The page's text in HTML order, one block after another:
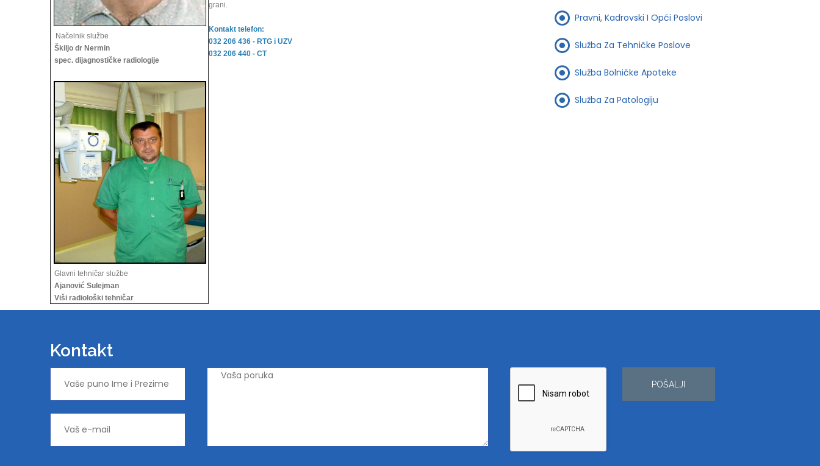
Načelnik službe
Škiljo dr Nermin
spec. dijagnostičke radiologije
Glavni tehničar službe
Ajanović Sulejman
Viši radiološki tehničar
grani.
Kontakt telefon:
032 206 436 - RTG i UZV
032 206 440 - CT
Pravni, Kadrovski I Opći Poslovi
Služba Za Tehničke Poslove
Služba Bolničke Apoteke
Služba Za Patologiju
Kontakt
POŠALJI